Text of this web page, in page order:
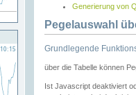
Generierung von
Pegelauswahl
Grundlegende
über die Tabelle können
Ist Javascript deaktiviert